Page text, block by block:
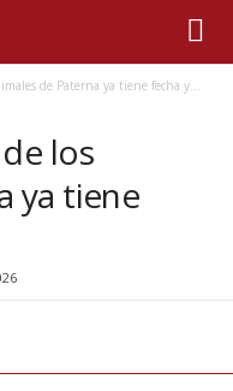
de Paterna ya tiene fecha y...
los
ya tiene